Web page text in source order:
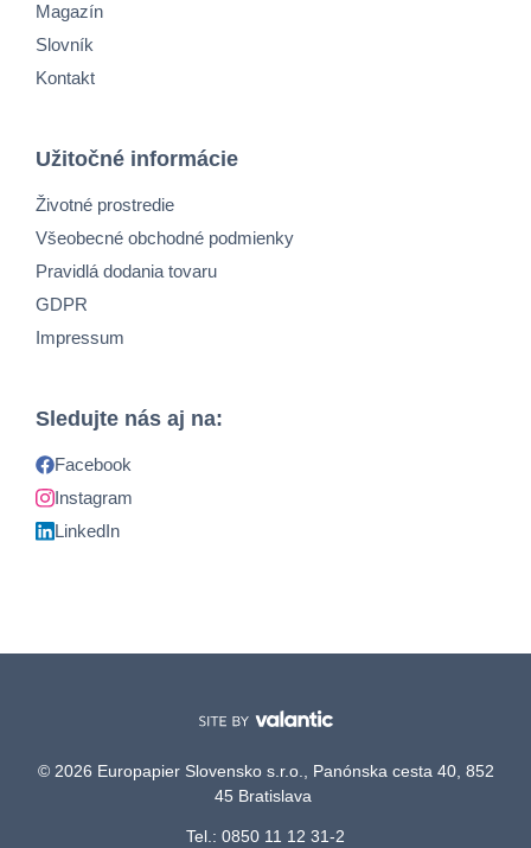
Magazín
Slovník
Kontakt
Užitočné informácie
Životné prostredie
Všeobecné obchodné podmienky
Pravidlá dodania tovaru
GDPR
Impressum
Sledujte nás aj na:
Facebook
Instagram
LinkedIn
© 2026 Europapier Slovensko s.r.o., Panónska cesta 40, 852
45 Bratislava
Tel.: 0850 11 12 31-2